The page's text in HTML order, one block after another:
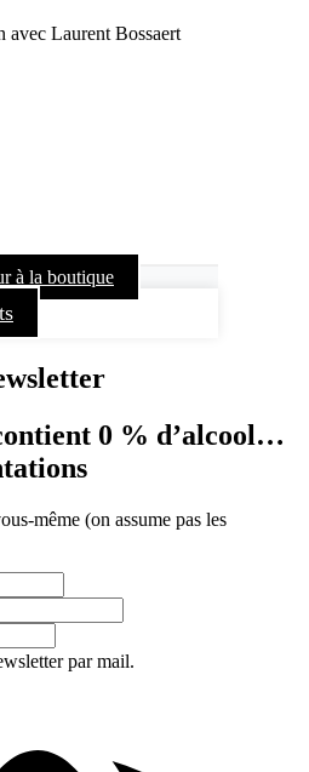
avec Laurent Bossaert
à la boutique
0 % d’alcool…
même (on assume pas les
par mail.